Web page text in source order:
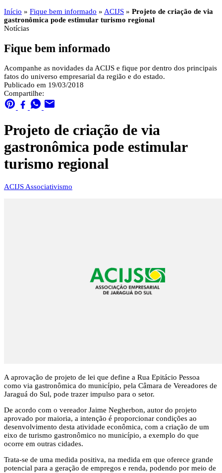
Início » Fique bem informado » ACIJS » Projeto de criação de via
gastronômica pode estimular turismo regional
Notícias
Fique bem informado
Acompanhe as novidades da ACIJS e fique por dentro dos principais
fatos do universo empresarial da região e do estado.
Publicado em 19/03/2018
Compartilhe:
Projeto de criação de via
gastronômica pode estimular
turismo regional
ACIJS Associativismo
A aprovação de projeto de lei que define a Rua Epitácio Pessoa
como via gastronômica do município, pela Câmara de Vereadores de
Jaraguá do Sul, pode trazer impulso para o setor.
De acordo com o vereador Jaime Negherbon, autor do projeto
aprovado por maioria, a intenção é proporcionar condições ao
desenvolvimento desta atividade econômica, com a criação de um
eixo de turismo gastronômico no município, a exemplo do que
ocorre em outras cidades.
Trata-se de uma medida positiva, na medida em que oferece grande
potencial para a geração de empregos e renda, podendo por meio de